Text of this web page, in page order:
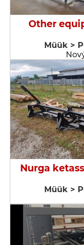
Other
Müük >
Nurga
Müük >